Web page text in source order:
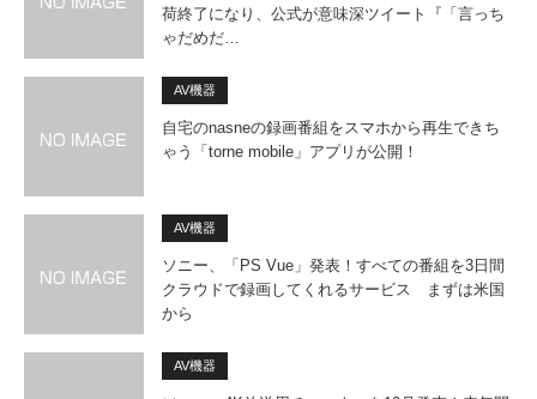
荷終了になり、公式が意味深ツイート『「言っち
ゃだめだ…
AV機器
自宅のnasneの録画番組をスマホから再生できち
ゃう「torne mobile」アプリが公開！
AV機器
ソニー、「PS Vue」発表！すべての番組を3日間
クラウドで録画してくれるサービス まずは米国
から
AV機器